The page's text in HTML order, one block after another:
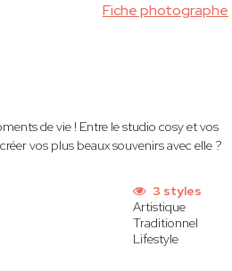
Fiche photographe
de vie ! Entre le studio cosy et vos
vos plus beaux souvenirs avec elle ?
3 styles
Artistique
Traditionnel
Lifestyle